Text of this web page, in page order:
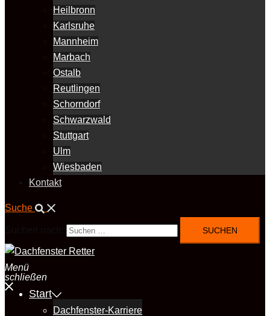
Heilbronn
Karlsruhe
Mannheim
Marbach
Ostalb
Reutlingen
Schorndorf
Schwarzwald
Stuttgart
Ulm
Wiesbaden
Kontakt
Suche
Menü
schließen
Start
Dachfenster-Karriere